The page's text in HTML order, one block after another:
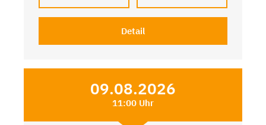
Detail
09.08.2026
11:00 Uhr